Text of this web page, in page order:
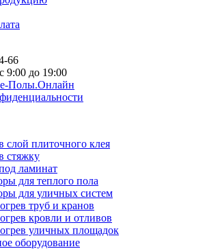
66
9:00 до 19:00
Полы.Онлайн
слой плиточного клея
стяжку
ламинат
для теплого пола
для уличных систем
труб и кранов
кровли и отливов
уличных площадок
оборудование